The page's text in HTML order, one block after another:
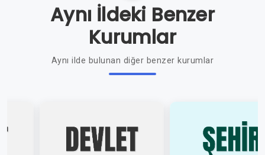
Aynı İldeki Benzer
Kurumlar
Aynı ilde bulunan diğer benzer kurumlar